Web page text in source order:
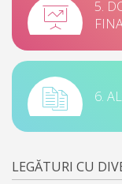
5.
6.
LEGĂTURI CU